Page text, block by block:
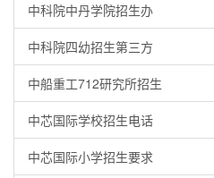
中科院中丹学院招生办
中科院四幼招生第三方
中船重工712研究所招生
中芯国际学校招生电话
中芯国际小学招生要求